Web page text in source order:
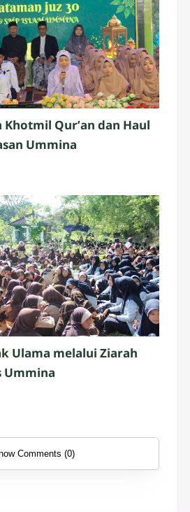
Qur’an dan Haul
Ummina
Ulama melalui Ziarah
Ummina
Comments (0)